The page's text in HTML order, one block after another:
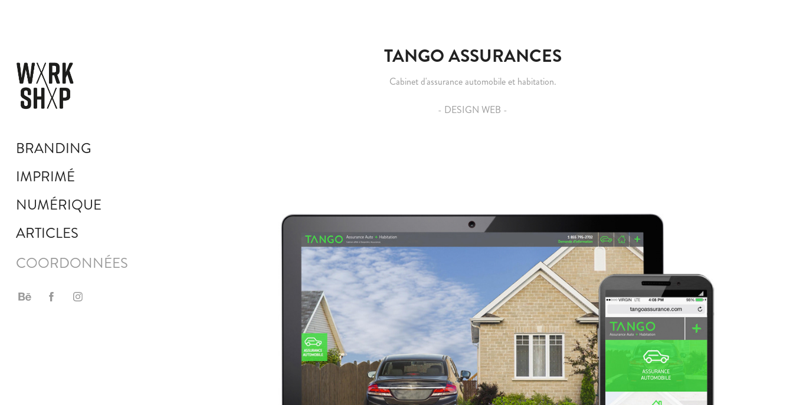
BRANDING
IMPRIMÉ
NUMÉRIQUE
ARTICLES
COORDONNÉES
TANGO ASSURANCES
Cabinet d'assurance automobile et habitation.
- DESIGN WEB -